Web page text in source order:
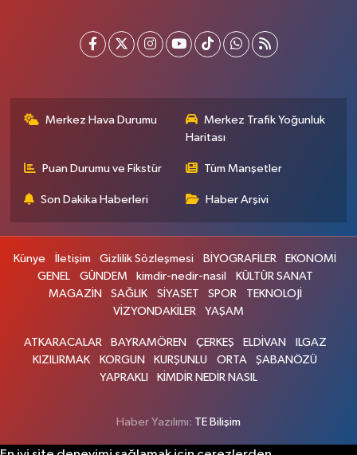
Merkez Hava Durumu
Merkez Trafik Yoğunluk
Haritası
Puan Durumu ve Fikstür Tüm Manşetler
Son Dakika Haberleri Haber Arşivi
Künye İletişim Gizlilik Sözleşmesi BİYOGRAFİLER
EKONOMİ
GENEL
GÜNDEM kimdir-nedir-nasil
KÜLTÜR SANAT
MAGAZİN
SAĞLIK SİYASET SPOR
TEKNOLOJİ
VİZYONDAKİLER
YAŞAM
ATKARACALAR BAYRAMÖREN ÇERKEŞ ELDİVAN
ILGAZ
KIZILIRMAK
KORGUN KURŞUNLU ORTA
ŞABANÖZÜ
YAPRAKLI
KİMDİR NEDİR NASIL
Haber Yazılımı: TE Bilişim